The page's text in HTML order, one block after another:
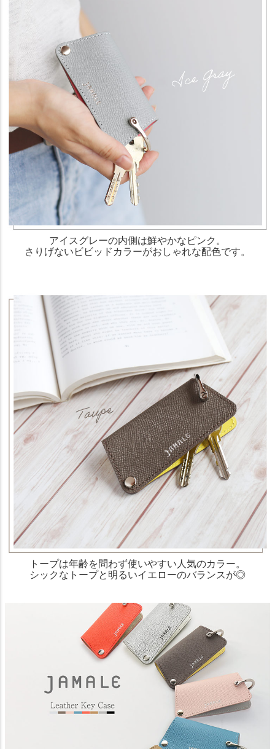
アイスグレーの内側は鮮やかなピンク。
さりげないビビッドカラーがおしゃれな配色です。
トープは年齢を問わず使いやすい人気のカラー。
シックなトープと明るいイエローのバランスが◎